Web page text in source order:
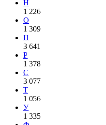
Н
1 226
О
1 309
П
3 641
Р
1 378
С
3 077
Т
1 056
У
1 335